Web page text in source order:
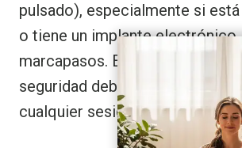
pulsado), especialmente si
o tiene un implante
marcapasos. Estas
seguridad deben realizarse
cualquier sesión en casa.